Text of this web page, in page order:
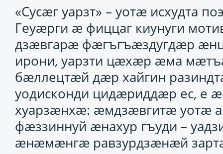
«Сусӕг уарзт» – уотӕ исхудта
Геуӕрги ӕ фиццаг киунуги
дзӕвгарӕ фӕгъгъӕздугдӕр
ирони, уарзти цӕхӕр ӕма
бӕллецтӕй дӕр хайгин
уодисконди цидӕриддӕр ес, е
хуарзӕнхӕ: ӕмдзӕвгитӕ
фӕззиннуй ӕнахур гъуди –
ӕнӕмӕнгӕ равзурдзӕнӕй